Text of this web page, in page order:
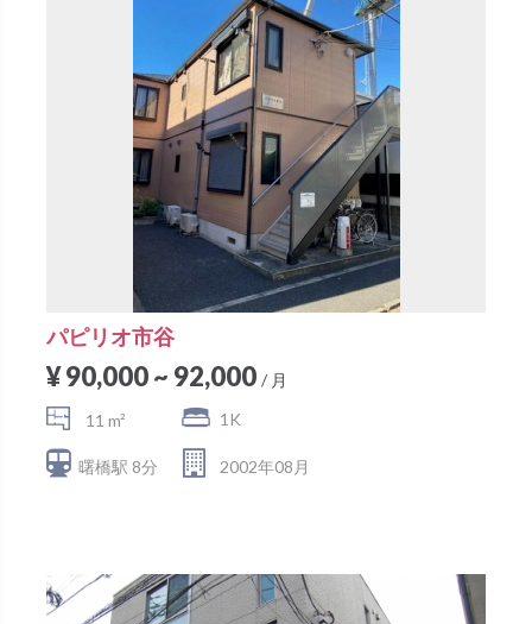
パピリオ市谷
¥ 90,000 ~ 92,000 / 月
11 m²
曙橋駅 8分
1K
2002年08月